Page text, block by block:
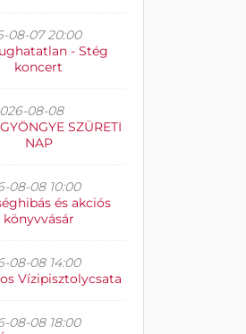
08-07 20:00
- Stég
koncert
08-08
SZÜRETI
NAP
08-08 10:00
és akciós
könyvvásár
08-08 14:00
Vízipisztolycsata
08-08 18:00